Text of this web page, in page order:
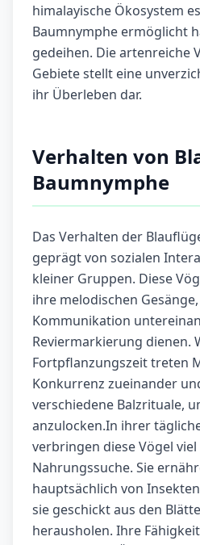
himalayische Ökosystem
Baumnymphe ermöglicht
gedeihen. Die artenreiche
Gebiete stellt eine
ihr Überleben dar.
Verhalten von
Baumnymphe
Das Verhalten der
geprägt von sozialen
kleiner Gruppen. Diese
ihre melodischen
Kommunikation
Reviermarkierung dienen.
Fortpflanzungszeit treten
Konkurrenz zueinander
verschiedene Balzrituale,
anzulocken.In ihrer
verbringen diese Vögel
Nahrungssuche. Sie
hauptsächlich von
sie geschickt aus den
herausholen. Ihre